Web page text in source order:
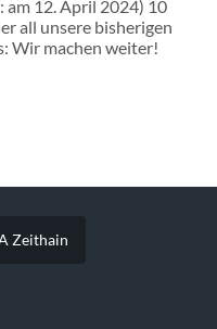
am 12. April 2024) 10
all unsere bisherigen
Wir machen weiter!
Zeithain